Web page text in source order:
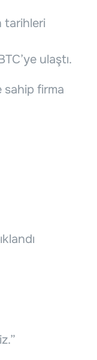
tarihleri
ulaştı.
sahip firma